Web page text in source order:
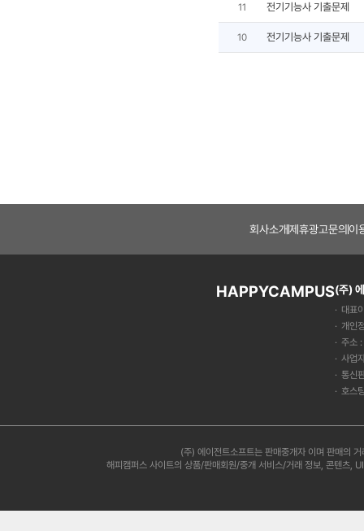
11 전기기능사 기출문제
10 전기기능사 기출문제
회사소개제휴광고문의 이
HAPPYCAMPUS(주)
대표
개인
주소
사업
통신
호스
(주) 에이전트소프트는 판매중개자 이며 판매의
해피캠퍼스 사이트의 상품/판매회원/중개 서비스/거래 정보, 콘텐츠,